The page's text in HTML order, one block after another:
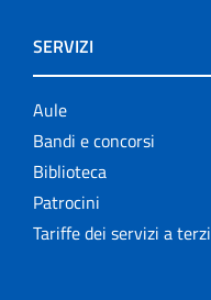
SERVIZI
Aule
Bandi e concorsi
Biblioteca
Patrocini
Tariffe dei servizi a terzi